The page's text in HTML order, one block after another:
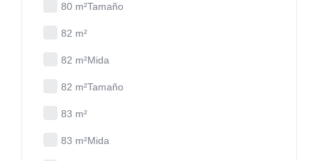
80 m²Tamaño
82 m²
82 m²Mida
82 m²Tamaño
83 m²
83 m²Mida